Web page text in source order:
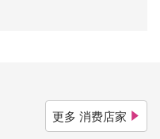
更多 消费店家